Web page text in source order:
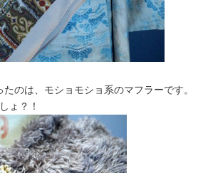
たのは、モショモショ系のマフラーです。
ょ？！